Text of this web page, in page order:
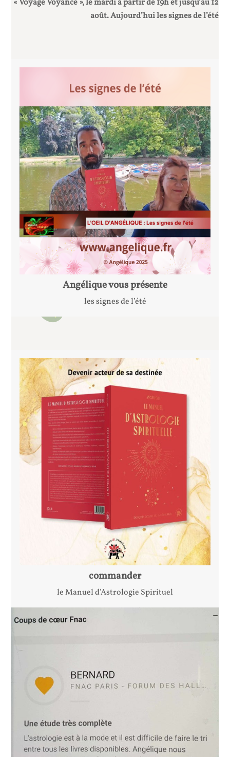
« Voyage Voyance », le mardi à partir de 19h et jusqu’au 12
août. Aujourd’hui les signes de l’été
Angélique vous présente
les signes de l’été
commander
le Manuel d’Astrologie Spirituel